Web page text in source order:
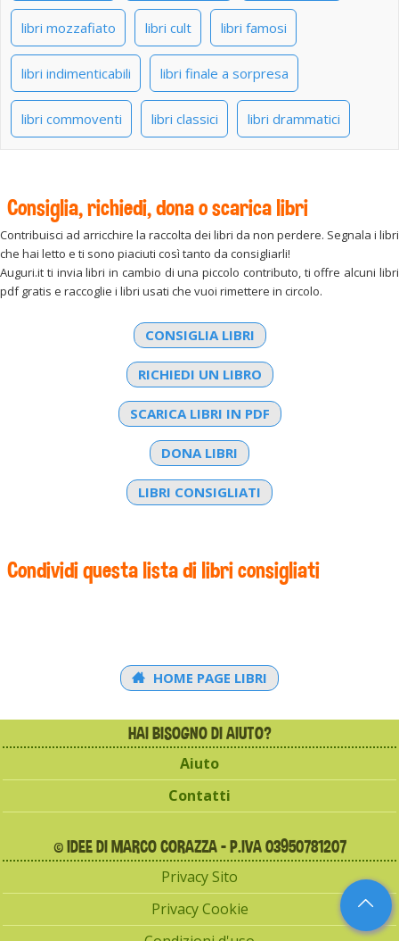
libri mozzafiato libri cult libri famosi
libri indimenticabili libri finale a sorpresa
libri commoventi libri classici libri drammatici
Consiglia, richiedi, dona o scarica libri
Contribuisci ad arricchire la raccolta dei libri da non perdere. Segnala i libri
che hai letto e ti sono piaciuti così tanto da consigliarli!
Auguri.it ti invia libri in cambio di una piccolo contributo, ti offre alcuni libri
pdf gratis e raccoglie i libri usati che vuoi rimettere in circolo.
CONSIGLIA LIBRI
RICHIEDI UN LIBRO
SCARICA LIBRI IN PDF
DONA LIBRI
LIBRI CONSIGLIATI
Condividi questa lista di libri consigliati
HOME PAGE LIBRI
HAI BISOGNO DI AIUTO?
Aiuto
Contatti
© IDEE DI MARCO CORAZZA - P.IVA 03950781207
Privacy Sito
Privacy Cookie